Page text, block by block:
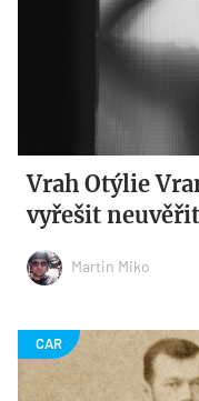
Vrah Otýlie
vyřešit
Martin Miko